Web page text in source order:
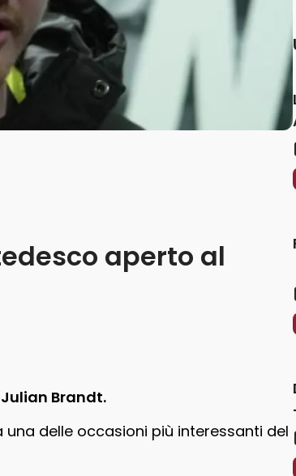
aperto al
Brandt.
delle occasioni più interessanti del